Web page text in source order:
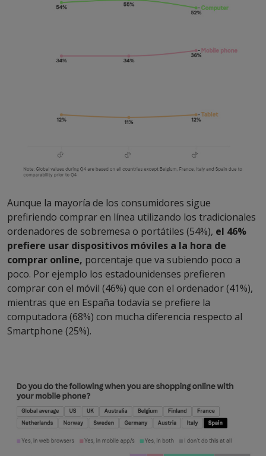
Aunque la mayoría de los consumidores sigue
prefiriendo comprar en línea utilizando los tradicionales
ordenadores de sobremesa o portátiles (54%), el 46%
prefiere usar dispositivos móviles a la hora de
comprar online, porcentaje que va subiendo poco a
poco. Por ejemplo los estadounidenses prefieren
comprar con el móvil (46%) que con el ordenador (41%),
mientras que en España todavía se prefiere la
computadora (68%) con mucha diferencia respecto al
Smartphone (25%).